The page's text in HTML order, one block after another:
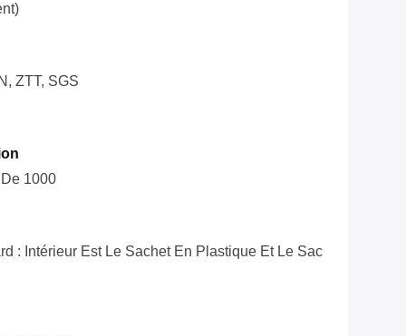
ZTT, SGS
1000
: Intérieur Est Le Sachet En Plastique Et Le Sac